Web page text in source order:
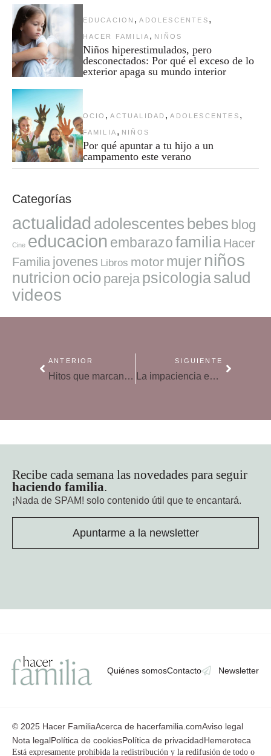
EDUCACION , ADOLESCENTES ,
HACER FAMILIA , NIÑOS
Niños hiperestimulados, pero
desconectados: Por qué el exceso de lo
exterior apaga su mundo interior
OCIO , ACTUALIDAD , ADOLESCENTES ,
FAMILIA , NIÑOS
Por qué apuntar a tu hijo a un
campamento este verano
Categorías
actualidad adolescentes bebes blog
Cine educacion embarazofamilia Hacer
Familia jovenes Libros motor mujer niños
nutricion ocio pareja psicologiasalud
videos
ANTERIOR
Hitos que marcan el desarrollo del adolescente
SIGUIENTE
La impaciencia en la adolescencia: aprende a esperar
Recibe cada semana las novedades para seguir
haciendo familia.
¡Nada de SPAM! solo contenido útil que te encantará.
Apuntarme a la newsletter
Quiénes somosContacto Newsletter
© 2025 Hacer FamiliaAcerca de hacerfamilia.comAviso legal
Nota legalPolítica de cookiesPolítica de privacidadHemeroteca
Está expresamente prohibida la redistribución y la redifusión de todo o